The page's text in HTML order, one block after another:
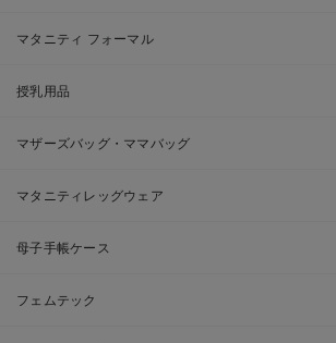
マタニティ フォーマル
授乳用品
マザーズバッグ・ママバッグ
マタニティレッグウェア
母子手帳ケース
フェムテック